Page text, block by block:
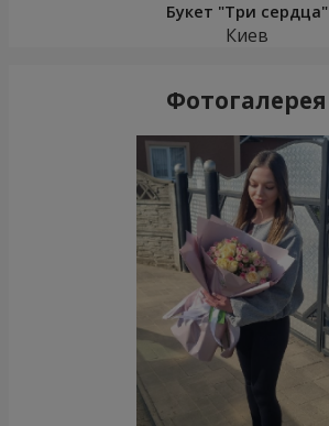
Букет "Три сердца"
Киев
Фотогалерея